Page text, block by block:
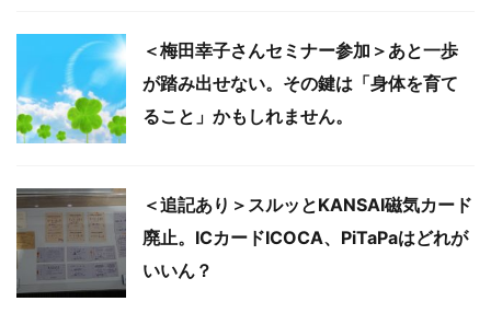
＜梅田幸子さんセミナー参加＞あと一歩
が踏み出せない。その鍵は「身体を育て
ること」かもしれません。
＜追記あり＞スルッとKANSAI磁気カード
廃止。ICカードICOCA、PiTaPaはどれが
いいん？